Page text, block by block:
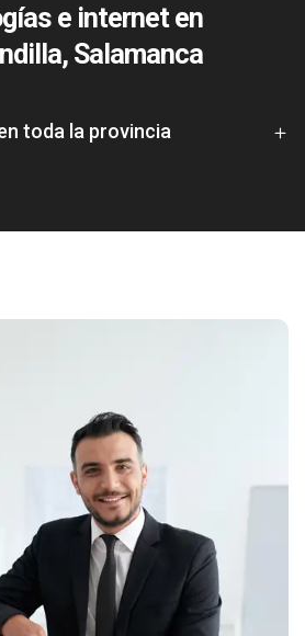
e internet en
Salamanca
toda la provincia